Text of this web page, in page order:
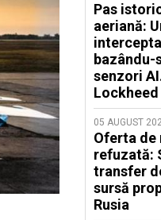
Pas
aeriană:
bazându-
senzori
05 AUGUST
Oferta
refuzată:
transfer
sursă
Rusia